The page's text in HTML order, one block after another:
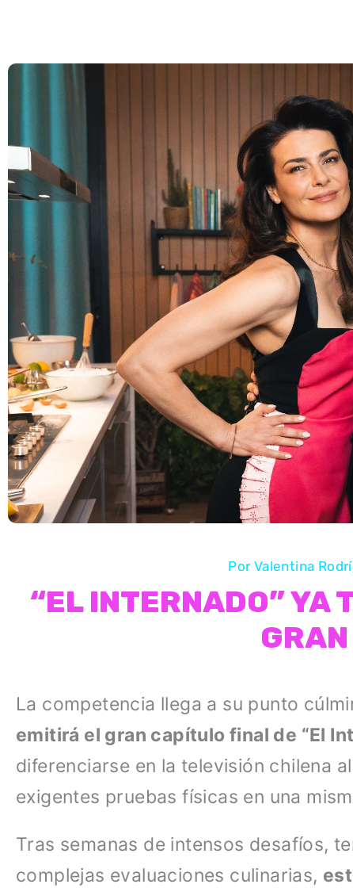
Por Valentina
“EL INTERNADO” YA
La competencia llega a su punto
emitirá el gran capítulo final de “El
diferenciarse en la televisión chilena
exigentes pruebas físicas en una
Tras semanas de intensos desafíos,
complejas evaluaciones culinarias,